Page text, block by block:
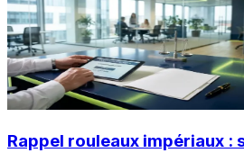
Rappel rouleaux impériaux :